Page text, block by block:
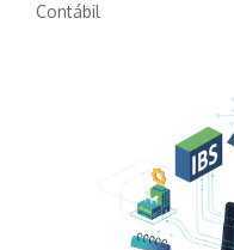
Contábil